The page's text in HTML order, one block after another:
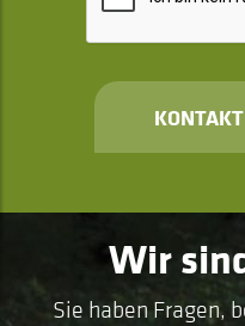
Wir
Sie haben Fragen,